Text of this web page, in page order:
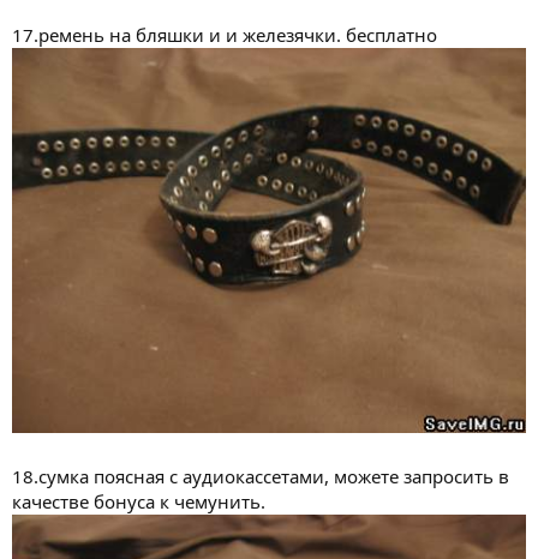
17.ремень на бляшки и и железячки. бесплатно
18.сумка поясная с аудиокассетами, можете запросить в
качестве бонуса к чемунить.